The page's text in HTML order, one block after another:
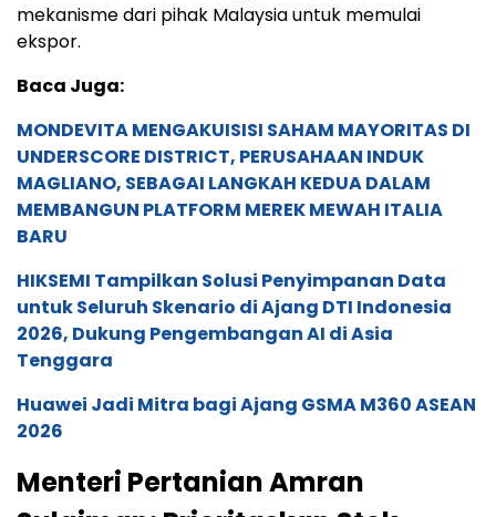
mekanisme dari pihak Malaysia untuk memulai
ekspor.
Baca Juga:
MONDEVITA MENGAKUISISI SAHAM MAYORITAS DI
UNDERSCORE DISTRICT, PERUSAHAAN INDUK
MAGLIANO, SEBAGAI LANGKAH KEDUA DALAM
MEMBANGUN PLATFORM MEREK MEWAH ITALIA
BARU
HIKSEMI Tampilkan Solusi Penyimpanan Data
untuk Seluruh Skenario di Ajang DTI Indonesia
2026, Dukung Pengembangan AI di Asia
Tenggara
Huawei Jadi Mitra bagi Ajang GSMA M360 ASEAN
2026
Menteri Pertanian Amran